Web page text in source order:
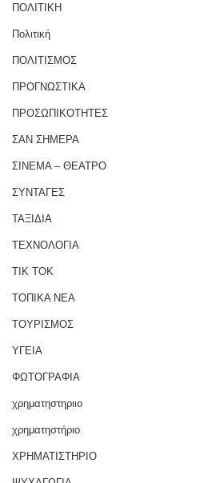
ΠΟΛΙΤΙΚΗ
Πολιτική
ΠΟΛΙΤΙΣΜΟΣ
ΠΡΟΓΝΩΣΤΙΚΑ
ΠΡΟΣΩΠΙΚΟΤΗΤΕΣ
ΣΑΝ ΣΗΜΕΡΑ
ΣΙΝΕΜΑ – ΘΕΑΤΡΟ
ΣΥΝΤΑΓΕΣ
ΤΑΞΙΔΙΑ
ΤΕΧΝΟΛΟΓΙΑ
ΤΙΚ ΤΟΚ
ΤΟΠΙΚΑ ΝΕΑ
ΤΟΥΡΙΣΜΟΣ
ΥΓΕΙΑ
ΦΩΤΟΓΡΑΦΙΑ
χρηματηστηριιο
χρηματηστήριο
ΧΡΗΜΑΤΙΣΤΗΡΙΟ